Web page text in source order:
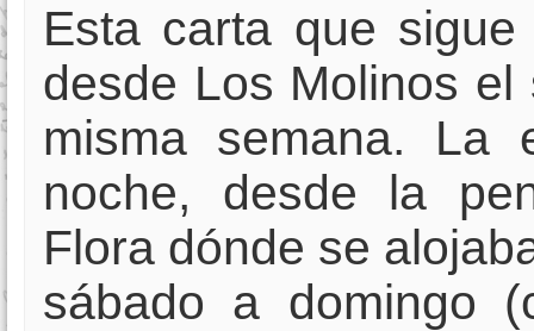
Esta carta que
desde Los Molinos
misma semana. La
noche, desde la
Flora dónde se
sábado a domingo